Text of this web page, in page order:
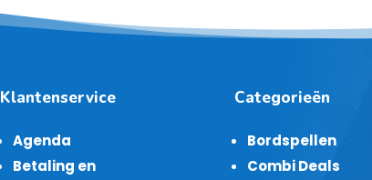
Klantenservice
Agenda
Betaling en
Categorieën
Bordspellen
Combi Deals